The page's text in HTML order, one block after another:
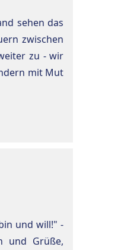
sehen das
zwischen
zu - wir
mit Mut
und will!" -
und Grüße,